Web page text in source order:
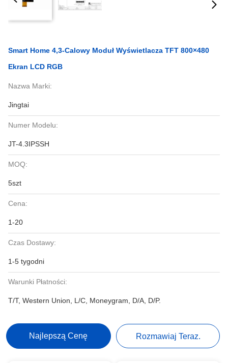
Smart Home 4,3-Calowy Moduł Wyświetlacza TFT 800×480
Ekran LCD RGB
Nazwa Marki:
Jingtai
Numer Modelu:
JT-4.3IPSSH
MOQ:
5szt
Cena:
1-20
Czas Dostawy:
1-5 tygodni
Warunki Płatności:
T/T, Western Union, L/C, Moneygram, D/A, D/P.
Najlepszą Cenę Rozmawiaj Teraz.